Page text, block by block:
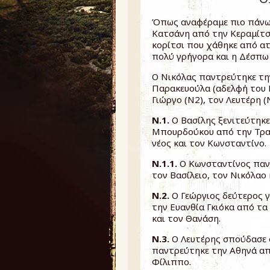
Όπως αναφέραμε πιο
Κατσάνη από την
κορίτσι που χάθηκε από
πολύ γρήγορα και η
Ο Νικόλας παντρεύτηκε
Παρακευούλα (αδελφή
Γιώργο (Ν2), τον Λευτέρη
Ν.1. Ο Βασίλης
Μπουρδούκου από την
νέος και τον Κωνσταντίνο.
Ν.1.1. Ο Κωνσταντίνος
τον Βασίλειο, τον Νικόλαο
Ν.2. Ο Γεώργιος δεύτερος
την Ευανθία Γκιόκα από
και τον Θανάση.
Ν.3. Ο Λευτέρης σπούδασε
παντρεύτηκε την Αθηνά
Φίλιππο.